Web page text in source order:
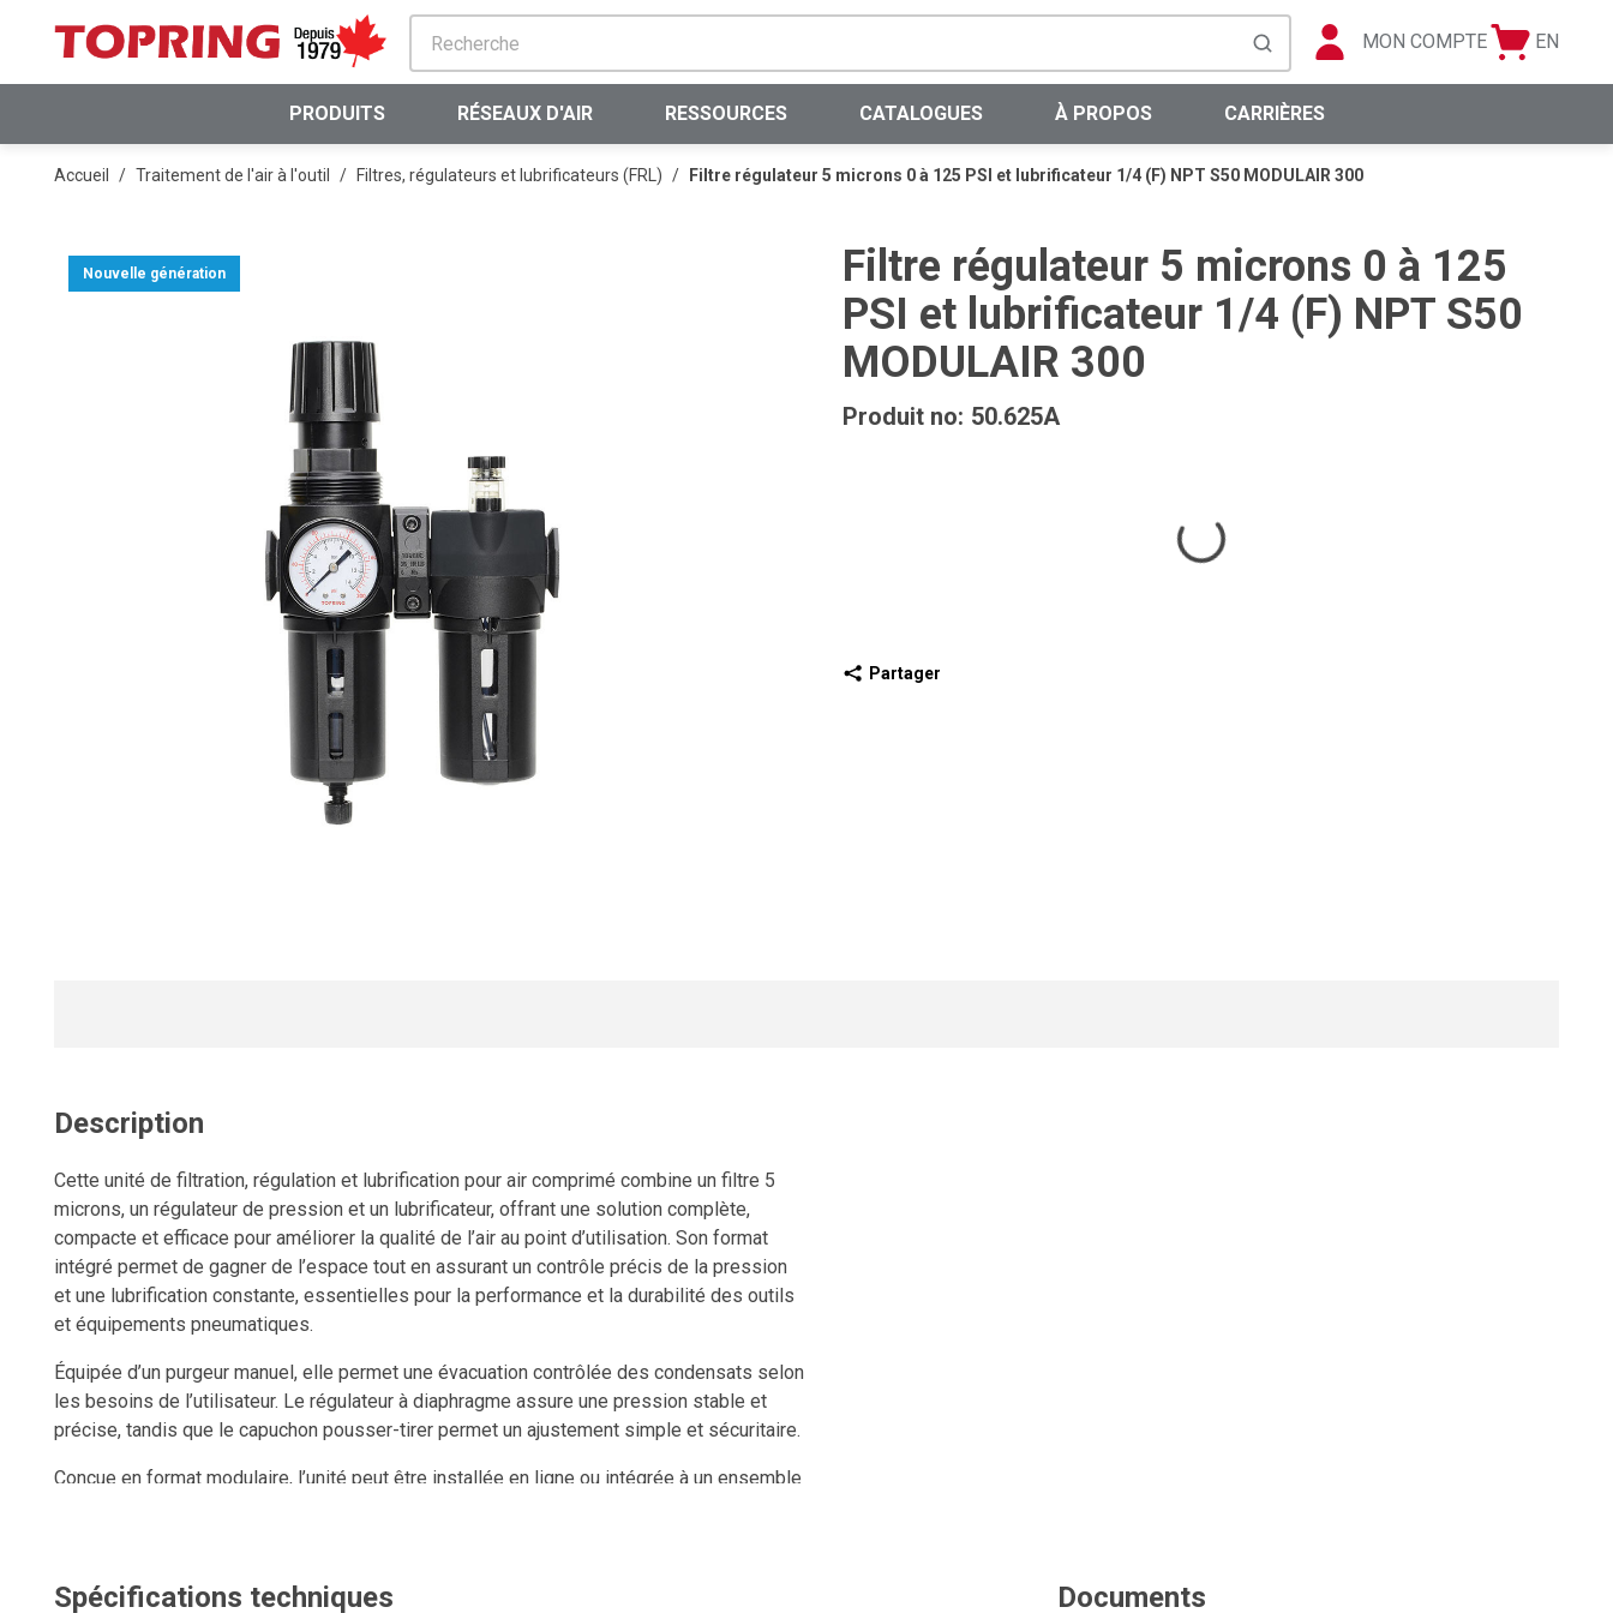
PASSER AU CONTENU PRINCIPAL
soumettre la recherche
MON COMPTE
Panier
Langue
EN
PRODUITS RÉSEAUX D'AIR RESSOURCES CATALOGUES À PROPOS CARRIÈRES
Accueil / Traitement de l'air à l'outil / Filtres, régulateurs et lubrificateurs (FRL) / Filtre régulateur 5 microns 0 à 125 PSI et lubrificateur 1/4 (F) NPT S50 MODULAIR 300
Nouvelle génération
Filtre régulateur 5 microns 0 à 125
PSI et lubrificateur 1/4 (F) NPT S50
MODULAIR 300
Produit no: 50.625A
Partager
Description
Cette unité de filtration, régulation et lubrification pour air comprimé combine un filtre 5
microns, un régulateur de pression et un lubrificateur, offrant une solution complète,
compacte et efficace pour améliorer la qualité de l’air au point d’utilisation. Son format
intégré permet de gagner de l’espace tout en assurant un contrôle précis de la pression
et une lubrification constante, essentielles pour la performance et la durabilité des outils
et équipements pneumatiques.
Équipée d’un purgeur manuel, elle permet une évacuation contrôlée des condensats selon
les besoins de l’utilisateur. Le régulateur à diaphragme assure une pression stable et
précise, tandis que le capuchon pousser-tirer permet un ajustement simple et sécuritaire.
Conçue en format modulaire, l’unité peut être installée en ligne ou intégrée à un ensemble
Une solution robuste, durable et performante pour optimiser la qualité de l’air comprimé,
Spécifications techniques Documents